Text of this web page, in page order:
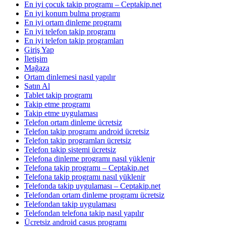
En iyi çocuk takip programı – Ceptakip.net
En iyi konum bulma programı
En iyi ortam dinleme programı
En iyi telefon takip programı
En iyi telefon takip programları
Giriş Yap
İletişim
Mağaza
Ortam dinlemesi nasıl yapılır
Satın Al
Tablet takip programı
Takip etme programı
Takip etme uygulaması
Telefon ortam dinleme ücretsiz
Telefon takip programı android ücretsiz
Telefon takip programları ücretsiz
Telefon takip sistemi ücretsiz
Telefona dinleme programı nasıl yüklenir
Telefona takip programı – Ceptakip.net
Telefona takip programı nasıl yüklenir
Telefonda takip uygulaması – Ceptakip.net
Telefondan ortam dinleme programı ücretsiz
Telefondan takip uygulaması
Telefondan telefona takip nasıl yapılır
Ücretsiz android casus programı